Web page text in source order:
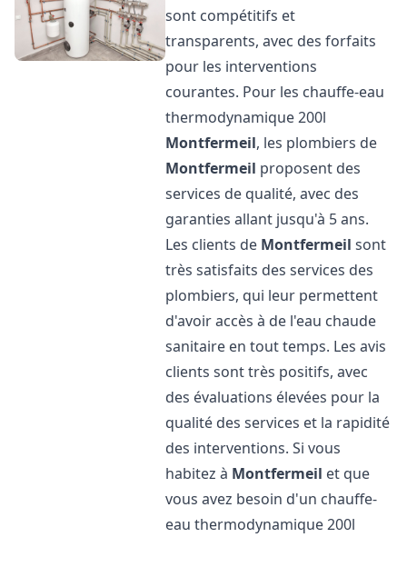
sont compétitifs et
transparents, avec des forfaits
pour les interventions
courantes. Pour les chauffe-eau
thermodynamique 200l
Montfermeil, les plombiers de
Montfermeil proposent des
services de qualité, avec des
garanties allant jusqu'à 5 ans.
Les clients de Montfermeil sont
très satisfaits des services des
plombiers, qui leur permettent
d'avoir accès à de l'eau chaude
sanitaire en tout temps. Les avis
clients sont très positifs, avec
des évaluations élevées pour la
qualité des services et la rapidité
des interventions. Si vous
habitez à Montfermeil et que
vous avez besoin d'un chauffe-
eau thermodynamique 200l